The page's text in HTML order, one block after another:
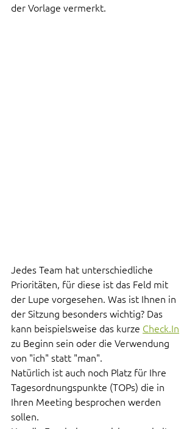
der Vorlage vermerkt.
Jedes Team hat unterschiedliche
Prioritäten, für diese ist das Feld mit
der Lupe vorgesehen. Was ist Ihnen in
der Sitzung besonders wichtig? Das
kann beispielsweise das kurze Check.In
zu Beginn sein oder die Verwendung
von "ich" statt "man".
Natürlich ist auch noch Platz für Ihre
Tagesordnungspunkte (TOPs) die in
Ihren Meeting besprochen werden
sollen.